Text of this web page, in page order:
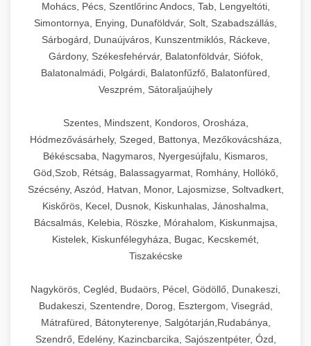
Mohács, Pécs, Szentlőrinc Andocs, Tab, Lengyeltóti,
Simontornya, Enying, Dunaföldvár, Solt, Szabadszállás,
Sárbogárd, Dunaújváros, Kunszentmiklós, Ráckeve,
Gárdony, Székesfehérvár, Balatonföldvár, Siófok,
Balatonalmádi, Polgárdi, Balatonfűzfő, Balatonfüred,
Veszprém, Sátoraljaújhely
Szentes, Mindszent, Kondoros, Orosháza,
Hódmezővásárhely, Szeged, Battonya, Mezőkovácsháza,
Békéscsaba, Nagymaros, Nyergesújfalu, Kismaros,
Göd,Szob, Rétság, Balassagyarmat, Romhány, Hollókő,
Szécsény, Aszód, Hatvan, Monor, Lajosmizse, Soltvadkert,
Kiskőrös, Kecel, Dusnok, Kiskunhalas, Jánoshalma,
Bácsalmás, Kelebia, Röszke, Mórahalom, Kiskunmajsa,
Kistelek, Kiskunfélegyháza, Bugac, Kecskemét,
Tiszakécske
Nagykörös, Cegléd, Budaörs, Pécel, Gödöllő, Dunakeszi,
Budakeszi, Szentendre, Dorog, Esztergom, Visegrád,
Mátrafüred, Bátonyterenye, Salgótarján,Rudabánya,
Szendrő, Edelény, Kazincbarcika, Sajószentpéter, Ózd,